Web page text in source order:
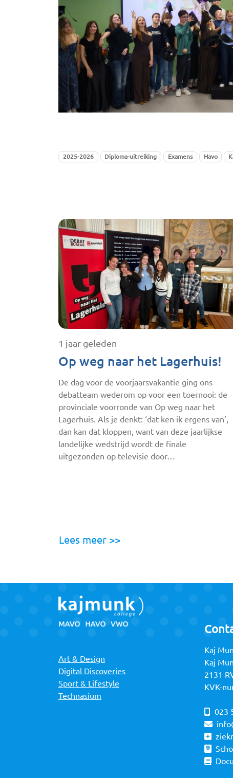
2025-2026 Diploma-uitreiking Examens Havo
1 jaar geleden
Op weg naar het Lagerhuis!
De dag voor de voorjaarsvakantie ging ons
debatteam wederom op voor een toernooi: de
provinciale voorronde van Op weg naar het
Lagerhuis. Als je denkt: ‘dat ken ik ergens van’,
dan kan dat kloppen, want van deze jaarlijkse
landelijke wedstrijd wordt de finale
uitgezonden op televisie door…
Lees meer >>
Art & Design
Digital Discoveries
Sport & Lifestyle
Technasium
Kaj
Kaj
2131
KVK-
023